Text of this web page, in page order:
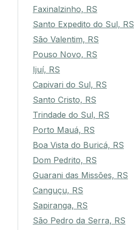
Faxinalzinho, RS
Santo Expedito do Sul, RS
São Valentim, RS
Pouso Novo, RS
Ijuí, RS
Capivari do Sul, RS
Santo Cristo, RS
Trindade do Sul, RS
Porto Mauá, RS
Boa Vista do Buricá, RS
Dom Pedrito, RS
Guarani das Missões, RS
Canguçu, RS
Sapiranga, RS
São Pedro da Serra, RS